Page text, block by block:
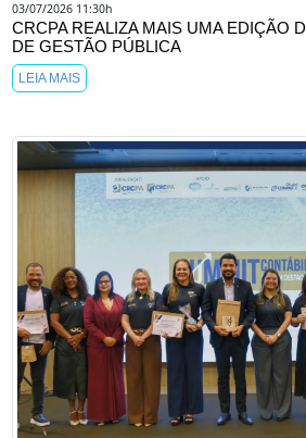
03/07/2026 11:30h
CRCPA REALIZA MAIS UMA EDIÇÃO
DE GESTÃO PÚBLICA
LEIA MAIS